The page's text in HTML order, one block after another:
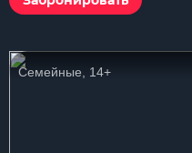
Семейные, 14+